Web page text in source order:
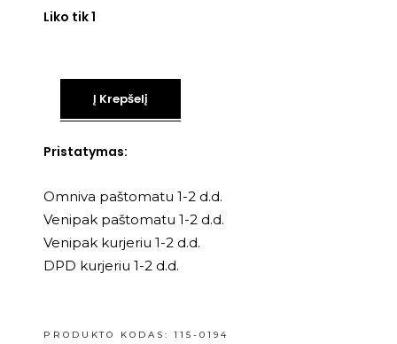
Liko tik 1
Į Krepšelį
Pristatymas:
Omniva paštomatu 1-2 d.d.
Venipak paštomatu 1-2 d.d.
Venipak kurjeriu 1-2 d.d.
DPD kurjeriu 1-2 d.d.
PRODUKTO KODAS:115-0194